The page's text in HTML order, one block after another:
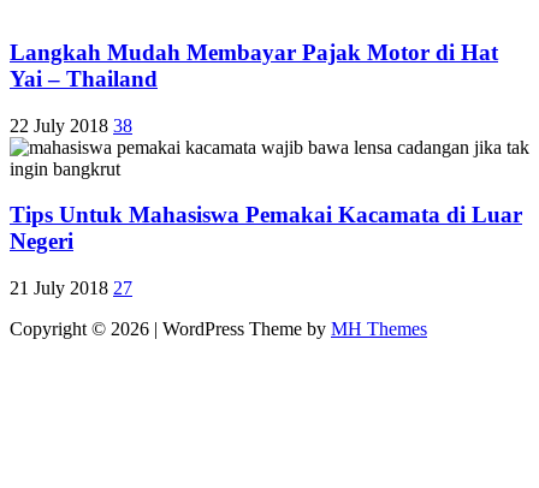
Langkah Mudah Membayar Pajak Motor di Hat
Yai – Thailand
22 July 2018 38
Tips Untuk Mahasiswa Pemakai Kacamata di Luar
Negeri
21 July 2018 27
Copyright © 2026 | WordPress Theme by MH Themes